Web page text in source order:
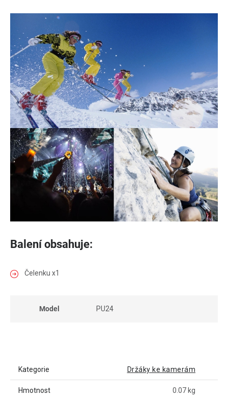
Balení obsahuje:
Čelenku x1
Model PU24
Kategorie Držáky ke kamerám
Hmotnost 0.07 kg